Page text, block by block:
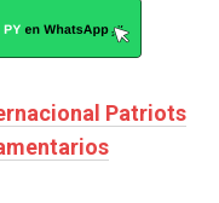
Patriots